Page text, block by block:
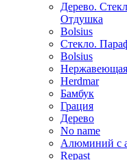
Дерево.
Отдушка
Bolsius
Стекло.
Bolsius
Нержавеющая
Herdmar
Бамбук
Грация
Дерево
No name
Алюминий с
Repast